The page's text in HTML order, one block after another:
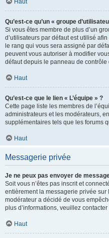
Haut
Qu’est-ce qu’un « groupe
Si vous êtes membre de plus d’un
d’utilisateurs par défaut est utilisé
le rang qui vous sera assigné par
peuvent vous autoriser à modifier
défaut depuis le panneau de contrôle
Haut
Qu’est-ce que le lien « L’équipe » ?
Cette page liste les membres de
administrateurs et les modérateurs,
supplémentaires tels que les forums
Haut
Messagerie privée
Je ne peux pas envoyer de
Soit vous n’êtes pas inscrit et
entièrement la messagerie privée
modérateur a décidé de vous
plus d’informations, veuillez
Haut